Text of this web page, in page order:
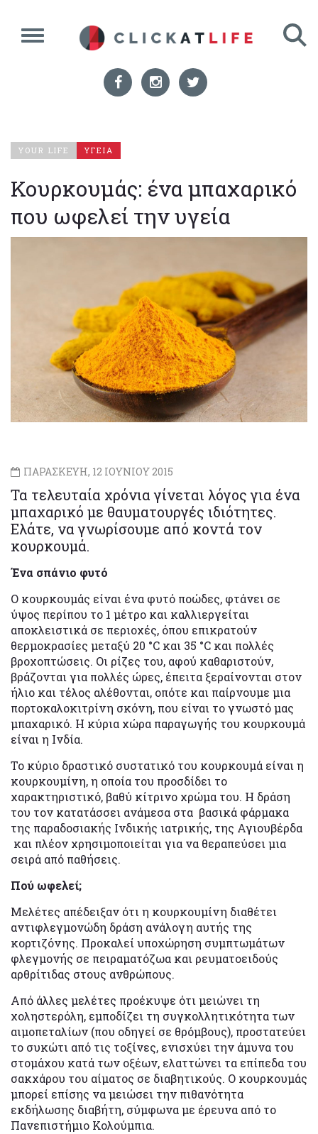
YOUR LIFE ΥΓΕΙΑ
Κουρκουμάς: ένα μπαχαρικό
που ωφελεί την υγεία
ΠΑΡΑΣΚΕΥΗ, 12 ΙΟΥΝΙΟΥ 2015
Τα τελευταία χρόνια γίνεται λόγος για ένα
μπαχαρικό με θαυματουργές ιδιότητες.
Ελάτε, να γνωρίσουμε από κοντά τον
κουρκουμά.
Ένα σπάνιο φυτό
Ο κουρκουμάς είναι ένα φυτό ποώδες, φτάνει σε
ύψος περίπου το 1 μέτρο και καλλιεργείται
αποκλειστικά σε περιοχές, όπου επικρατούν
θερμοκρασίες μεταξύ 20 °C και 35 °C και πολλές
βροχοπτώσεις. Οι ρίζες του, αφού καθαριστούν,
βράζονται για πολλές ώρες, έπειτα ξεραίνονται στον
ήλιο και τέλος αλέθονται, οπότε και παίρνουμε μια
πορτοκαλοκιτρίνη σκόνη, που είναι το γνωστό μας
μπαχαρικό. Η κύρια χώρα παραγωγής του κουρκουμά
είναι η Ινδία.
Το κύριο δραστικό συστατικό του κουρκουμά είναι η
κουρκουμίνη, η οποία του προσδίδει το
χαρακτηριστικό, βαθύ κίτρινο χρώμα του. Η δράση
του τον κατατάσσει ανάμεσα στα βασικά φάρμακα
της παραδοσιακής Ινδικής ιατρικής, της Αγιουβέρδα
και πλέον χρησιμοποιείται για να θεραπεύσει μια
σειρά από παθήσεις.
Πού ωφελεί;
Μελέτες απέδειξαν ότι η κουρκουμίνη διαθέτει
αντιφλεγμονώδη δράση ανάλογη αυτής της
κορτιζόνης. Προκαλεί υποχώρηση συμπτωμάτων
φλεγμονής σε πειραματόζωα και ρευματοειδούς
αρθρίτιδας στους ανθρώπους.
Από άλλες μελέτες προέκυψε ότι μειώνει τη
χοληστερόλη, εμποδίζει τη συγκολλητικότητα των
αιμοπεταλίων (που οδηγεί σε θρόμβους), προστατεύει
το συκώτι από τις τοξίνες, ενισχύει την άμυνα του
στομάχου κατά των οξέων, ελαττώνει τα επίπεδα του
σακχάρου του αίματος σε διαβητικούς. Ο κουρκουμάς
μπορεί επίσης να μειώσει την πιθανότητα
εκδήλωσης διαβήτη, σύμφωνα με έρευνα από το
Πανεπιστήμιο Κολούμπια.